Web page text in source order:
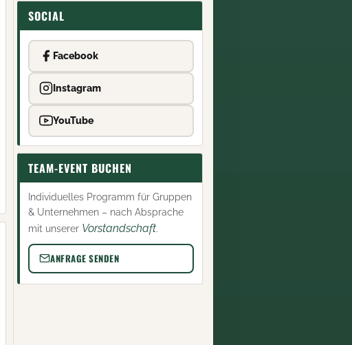
SOCIAL
Facebook
Instagram
YouTube
TEAM-EVENT BUCHEN
Individuelles Programm für Gruppen
& Unternehmen – nach Absprache
mit unserer Vorstandschaft.
ANFRAGE SENDEN